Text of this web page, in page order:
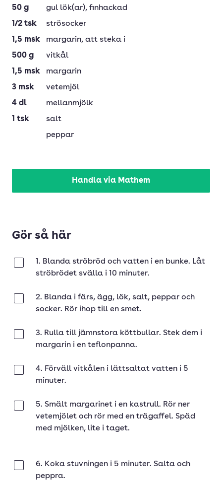
50 g gul lök(ar), finhackad
1/2 tsk
strösocker
1,5 msk margarin, att steka i
500 g
vitkål
1,5 msk
margarin
3 msk
vetemjöl
4 dl
mellanmjölk
1 tsk
salt
peppar
Handla via Mathem
Gör så här
1. Blanda ströbröd och vatten i en bunke. Låt
ströbrödet svälla i 10 minuter.
2. Blanda i färs, ägg, lök, salt, peppar och
socker. Rör ihop till en smet.
3. Rulla till jämnstora köttbullar. Stek dem i
margarin i en teflonpanna.
4. Förväll vitkålen i lättsaltat vatten i 5
minuter.
5. Smält margarinet i en kastrull. Rör ner
vetemjölet och rör med en trägaffel. Späd
med mjölken, lite i taget.
6. Koka stuvningen i 5 minuter. Salta och
peppra.